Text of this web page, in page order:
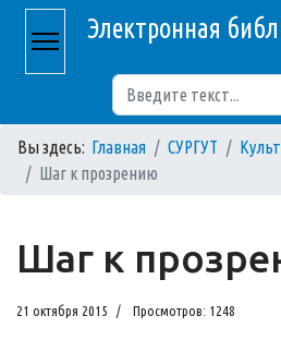
Электронная
Вы здесь: Главная СУРГУТ
Шаг к прозрению
Шаг к
21 октября 2015 Просмотров: 1248